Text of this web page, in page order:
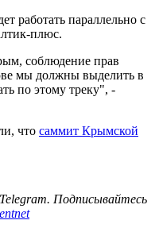
работать параллельно с
плюс.
соблюдение прав
мы должны выделить в
по этому треку", -
что саммит Крымской
Подписывайтесь